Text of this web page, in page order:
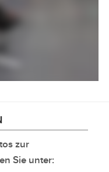
zur
Sie unter: